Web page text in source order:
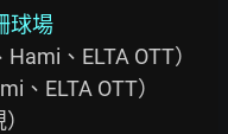
球場
、ELTA OTT）
、ELTA OTT）